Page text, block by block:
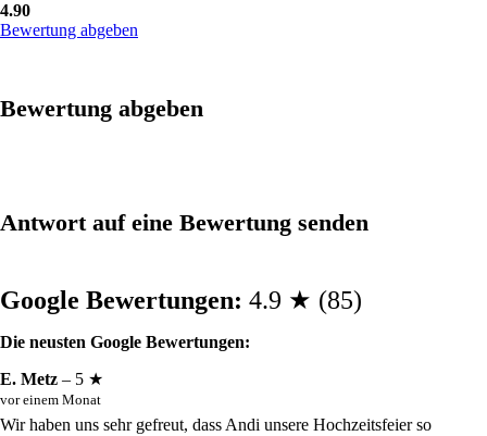
4.90
Bewertung abgeben
Bewertung abgeben
Antwort auf eine Bewertung senden
Google Bewertungen: 4.9 ★ (85)
Die neusten Google Bewertungen:
E. Metz – 5 ★
vor einem Monat
Wir haben uns sehr gefreut, dass Andi unsere Hochzeitsfeier so